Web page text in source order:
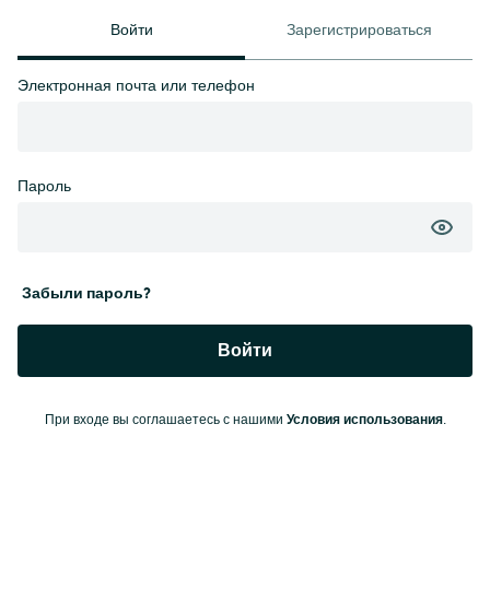
Войти Зарегистрироваться
Электронная почта или телефон
Пароль
Забыли пароль?
Войти
При входе вы соглашаетесь с нашими Условия использования.